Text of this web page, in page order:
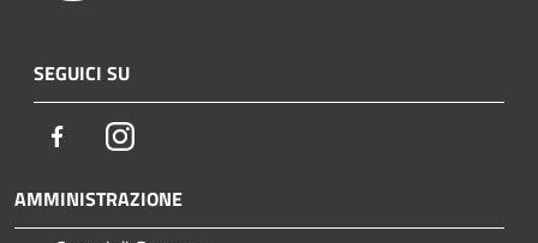
SEGUICI SU
FacebookInstagram
AMMINISTRAZIONE